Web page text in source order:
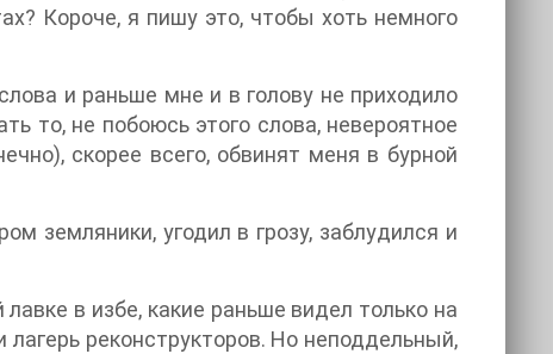
Короче, я пишу это, чтобы хоть немного
и раньше мне и в голову не приходило
то, не побоюсь этого слова, невероятное
скорее всего, обвинят меня в бурной
земляники, угодил в грозу, заблудился и
в избе, какие раньше видел только на
реконструкторов. Но неподдельный,